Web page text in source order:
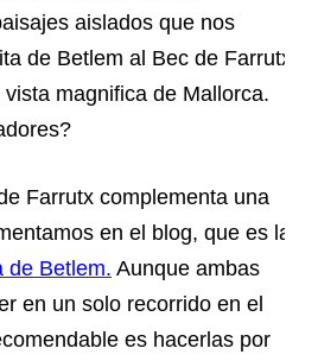
aislados que nos
de Betlem al Bec de Farrutx
magnifica de Mallorca.
Farrutx complementa una
en el blog, que es la
de Betlem. Aunque ambas
en un solo recorrido en el
es hacerlas por